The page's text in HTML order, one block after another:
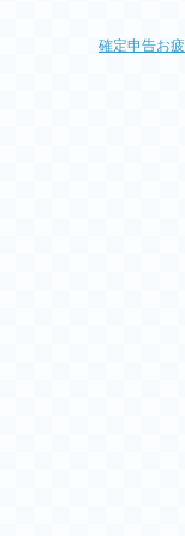
確定申告お